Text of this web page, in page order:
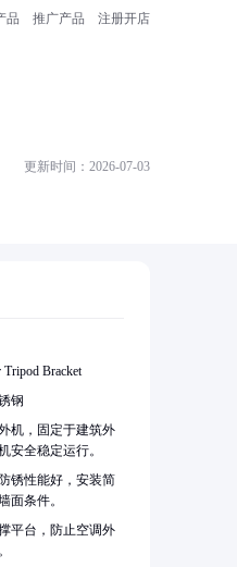
品 推广产品 注册开店
更新时间：2026-07-03
Bracket
钢
机，固定于建筑外
安全稳定运行。
锈性能好，安装简
面条件。
平台，防止空调外